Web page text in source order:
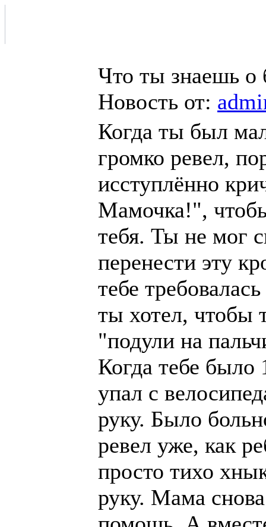
Что ты знаешь о
Новость от:
Когда ты был
громко ревел,
исступлённо
Мамочка!",
тебя. Ты не мог
перенести эту
тебе
ты хотел, чтобы
"подули на
Когда тебе было
упал с
руку. Было
ревел уже, как
просто тихо
руку. Мама